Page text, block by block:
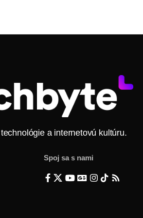
a internetovú kultúru.
Spoj sa s nami